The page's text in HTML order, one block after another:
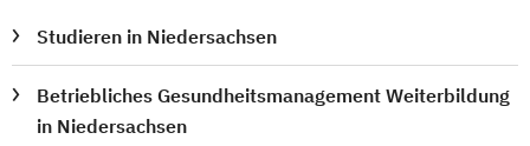
Studieren in Niedersachsen
Betriebliches Gesundheitsmanagement Weiterbildung
in Niedersachsen